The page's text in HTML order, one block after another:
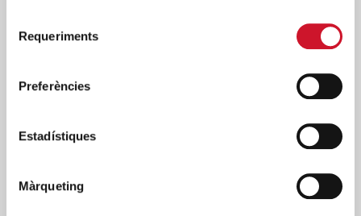
Requeriments
Preferències
Estadístiques
Màrqueting
Posts relacionats